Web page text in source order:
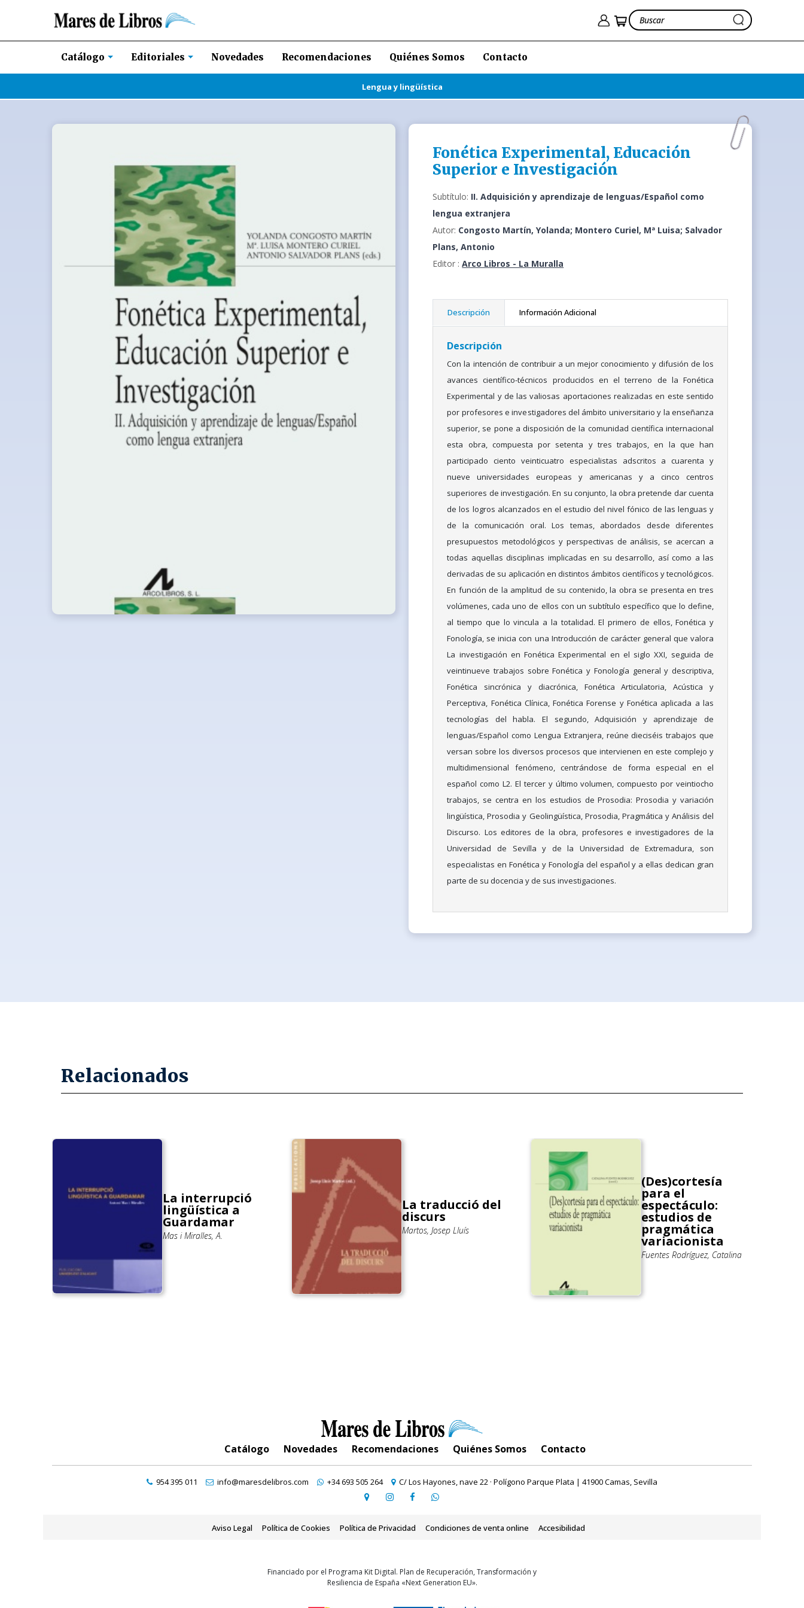
Catálogo Editoriales Novedades Recomendaciones Quiénes Somos Contacto
Lengua y lingüística
Fonética Experimental, Educación
Superior e Investigación
Subtítulo: II. Adquisición y aprendizaje de lenguas/Español como
lengua extranjera
Autor: Congosto Martín, Yolanda; Montero Curiel, Mª Luisa; Salvador
Plans, Antonio
Editor :Arco Libros - La Muralla
Descripción Información Adicional
Descripción
Con la intención de contribuir a un mejor conocimiento y difusión de los
avances científico-técnicos producidos en el terreno de la Fonética
Experimental y de las valiosas aportaciones realizadas en este sentido
por profesores e investigadores del ámbito universitario y la enseñanza
superior, se pone a disposición de la comunidad científica internacional
esta obra, compuesta por setenta y tres trabajos, en la que han
participado ciento veinticuatro especialistas adscritos a cuarenta y
nueve universidades europeas y americanas y a cinco centros
superiores de investigación. En su conjunto, la obra pretende dar cuenta
de los logros alcanzados en el estudio del nivel fónico de las lenguas y
de la comunicación oral. Los temas, abordados desde diferentes
presupuestos metodológicos y perspectivas de análisis, se acercan a
todas aquellas disciplinas implicadas en su desarrollo, así como a las
derivadas de su aplicación en distintos ámbitos científicos y tecnológicos.
En función de la amplitud de su contenido, la obra se presenta en tres
volúmenes, cada uno de ellos con un subtítulo específico que lo define,
al tiempo que lo vincula a la totalidad. El primero de ellos, Fonética y
Fonología, se inicia con una Introducción de carácter general que valora
La investigación en Fonética Experimental en el siglo XXI, seguida de
veintinueve trabajos sobre Fonética y Fonología general y descriptiva,
Fonética sincrónica y diacrónica, Fonética Articulatoria, Acústica y
Perceptiva, Fonética Clínica, Fonética Forense y Fonética aplicada a las
tecnologías del habla. El segundo, Adquisición y aprendizaje de
lenguas/Español como Lengua Extranjera, reúne dieciséis trabajos que
versan sobre los diversos procesos que intervienen en este complejo y
multidimensional fenómeno, centrándose de forma especial en el
español como L2. El tercer y último volumen, compuesto por veintiocho
trabajos, se centra en los estudios de Prosodia: Prosodia y variación
lingüística, Prosodia y Geolingüística, Prosodia, Pragmática y Análisis del
Discurso. Los editores de la obra, profesores e investigadores de la
Universidad de Sevilla y de la Universidad de Extremadura, son
especialistas en Fonética y Fonología del español y a ellas dedican gran
parte de su docencia y de sus investigaciones.
Relacionados
La interrupció
lingüística a
Guardamar
Mas i Miralles, A.
La traducció del
discurs
Martos, Josep Lluís
(Des)cortesía
para el
espectáculo:
estudios de
pragmática
variacionista
Fuentes Rodríguez, Catalina
Catálogo Novedades Recomendaciones Quiénes Somos Contacto
954 395 011 info@maresdelibros.com +34 693 505 264 C/ Los Hayones, nave 22 · Polígono Parque Plata | 41900 Camas, Sevilla
Aviso Legal Política de Cookies Política de Privacidad Condiciones de venta online Accesibilidad
Financiado por el Programa Kit Digital. Plan de Recuperación, Transformación y
Resiliencia de España «Next Generation EU».